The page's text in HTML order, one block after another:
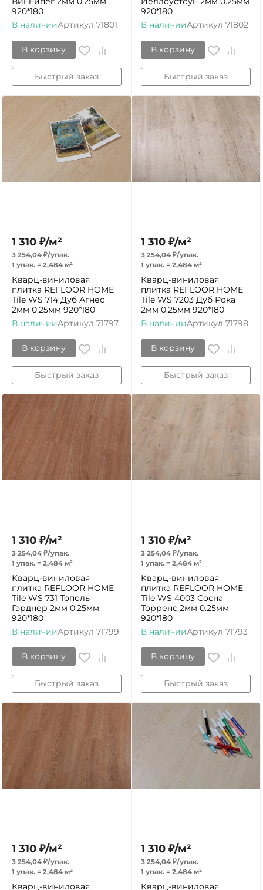
920*180
В наличииАртикул 71801
В корзину
Быстрый заказ
920*180
В наличииАртикул 71802
В корзину
Быстрый заказ
1 310 ₽/м²
3 254,04 ₽/упак.
1 упак. = 2,484 м²
Кварц-виниловая
плитка REFLOOR HOME
Tile WS 714 Дуб Агнес
2мм 0.25мм 920*180
В наличииАртикул 71797
В корзину
Быстрый заказ
1 310 ₽/м²
3 254,04 ₽/упак.
1 упак. = 2,484 м²
Кварц-виниловая
плитка REFLOOR HOME
Tile WS 7203 Дуб Рока
2мм 0.25мм 920*180
В наличииАртикул 71798
В корзину
Быстрый заказ
1 310 ₽/м²
3 254,04 ₽/упак.
1 упак. = 2,484 м²
Кварц-виниловая
плитка REFLOOR HOME
Tile WS 731 Тополь
Гэрднер 2мм 0.25мм
920*180
В наличииАртикул 71799
В корзину
Быстрый заказ
1 310 ₽/м²
3 254,04 ₽/упак.
1 упак. = 2,484 м²
Кварц-виниловая
плитка REFLOOR HOME
Tile WS 4003 Сосна
Торренс 2мм 0.25мм
920*180
В наличииАртикул 71793
В корзину
Быстрый заказ
1 310 ₽/м²
3 254,04 ₽/упак.
1 упак. = 2,484 м²
Кварц-виниловая
1 310 ₽/м²
3 254,04 ₽/упак.
1 упак. = 2,484 м²
Кварц-виниловая